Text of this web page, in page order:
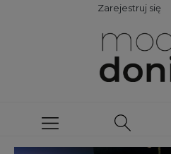
Zarejestruj się